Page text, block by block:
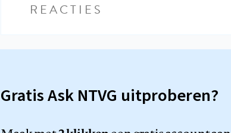
REACTIES
Gratis Ask NTVG uitproberen?